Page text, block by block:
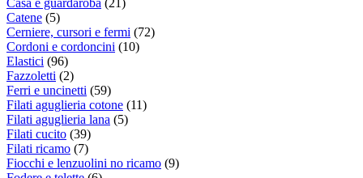
Casa e guardaroba (21)
Catene (5)
Cerniere, cursori e fermi (72)
Cordoni e cordoncini (10)
Elastici (96)
Fazzoletti (2)
Ferri e uncinetti (59)
Filati aguglieria cotone (11)
Filati aguglieria lana (5)
Filati cucito (39)
Filati ricamo (7)
Fiocchi e lenzuolini no ricamo (9)